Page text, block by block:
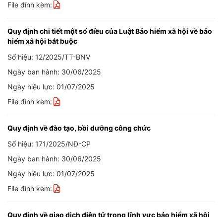
File đính kèm:
Quy định chi tiết một số điều của Luật Bảo hiểm xã hội về bảo
hiểm xã hội bắt buộc
Số hiệu: 12/2025/TT-BNV
Ngày ban hành: 30/06/2025
Ngày hiệu lực: 01/07/2025
File đính kèm:
Quy định về đào tạo, bồi dưỡng công chức
Số hiệu: 171/2025/NĐ-CP
Ngày ban hành: 30/06/2025
Ngày hiệu lực: 01/07/2025
File đính kèm:
Quy định về giao dịch điện tử trong lĩnh vực bảo hiểm xã hội